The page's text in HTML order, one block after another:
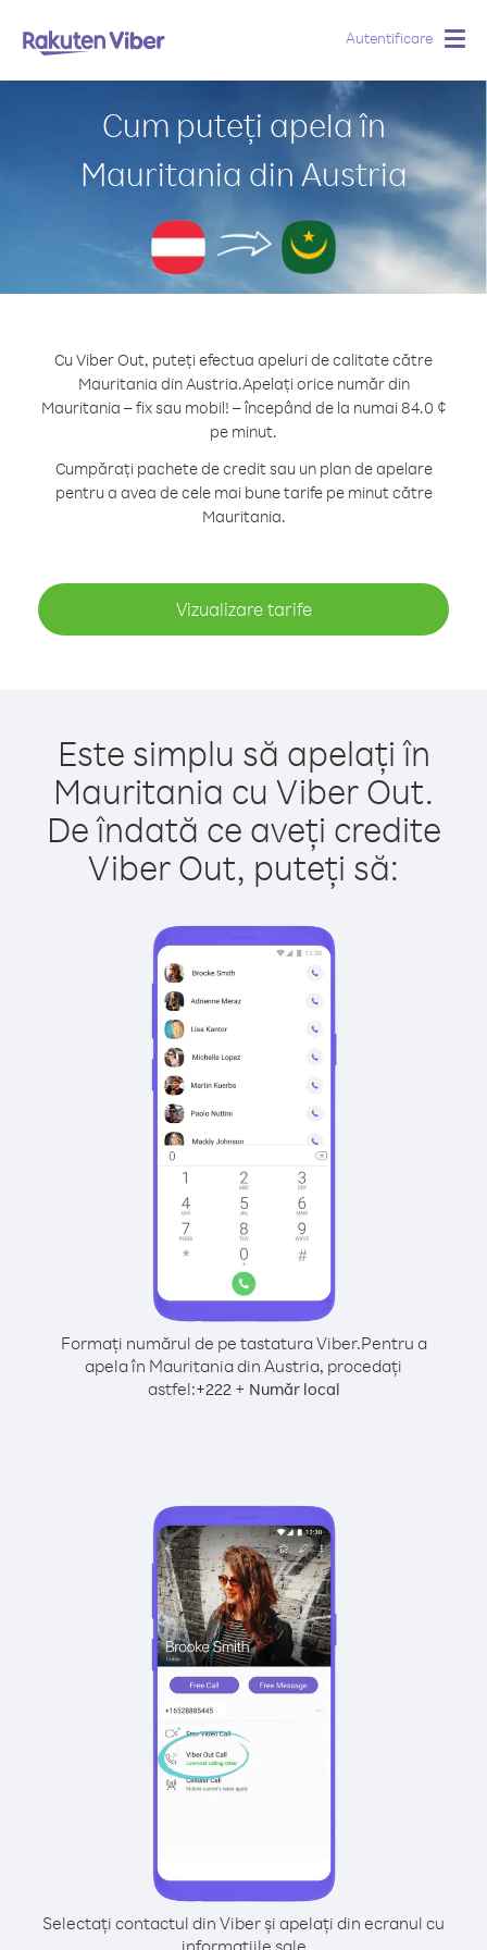
Autentificare
Cum puteți apela în
Mauritania din Austria
Cu Viber Out, puteți efectua apeluri de calitate către
Mauritania din Austria.Apelați orice număr din
Mauritania – fix sau mobil! – începând de la numai 84.0 ¢
pe minut.
Cumpărați pachete de credit sau un plan de apelare
pentru a avea de cele mai bune tarife pe minut către
Mauritania.
Vizualizare tarife
Este simplu să apelați în
Mauritania cu Viber Out.
De îndată ce aveți credite
Viber Out, puteți să:
Formați numărul de pe tastatura Viber.Pentru a
apela în Mauritania din Austria, procedați
astfel:+222+ Număr local
Selectați contactul din Viber și apelați din ecranul cu
informațiile sale